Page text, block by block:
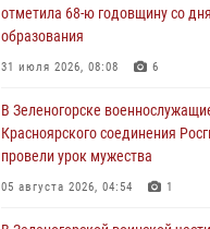
04 августа 2026, 06:50
Военнослужащие
с тонкостями РХБ защиты
03 августа 2026, 13:12 2
В Железногорске
отметили день образования
отметила 68-ю годовщину со дня
образования
31 июля 2026, 08:08 6
В Зеленогорске
Красноярского соединения
провели урок мужества
05 августа 2026, 04:54 1